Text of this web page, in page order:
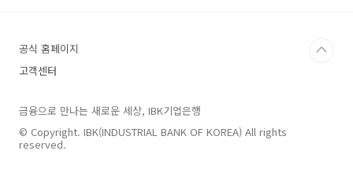
공식 홈페이지
고객센터
금융으로 만나는 새로운 세상, IBK기업은행
© Copyright. IBK(INDUSTRIAL BANK OF KOREA) All rights
reserved.